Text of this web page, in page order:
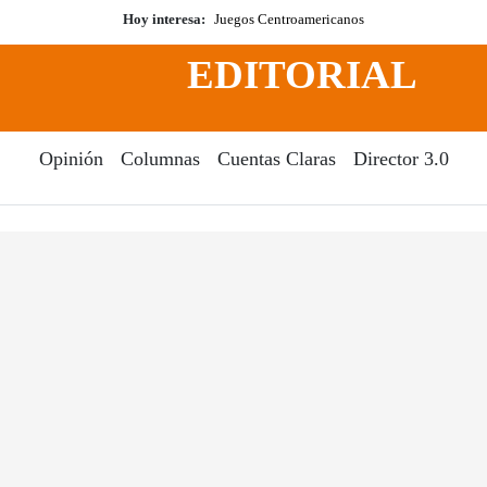
Hoy interesa: Juegos Centroamericanos
EDITORIAL
Opinión Columnas Cuentas Claras Director 3.0